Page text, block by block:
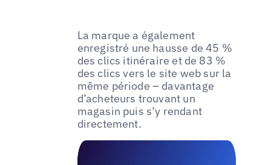
La marque a également
enregistré une hausse de 45 %
des clics itinéraire et de 83 %
des clics vers le site web sur la
même période – davantage
d’acheteurs trouvant un
magasin puis s’y rendant
directement.